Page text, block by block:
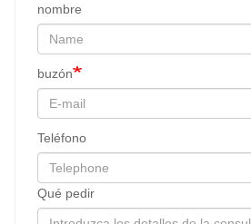
nombre
buzón
Teléfono
Qué pedir